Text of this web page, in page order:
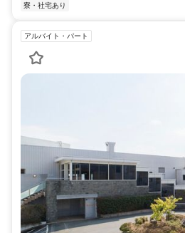
寮・社宅あり
アルバイト・パート